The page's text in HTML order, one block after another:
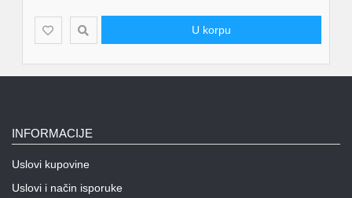
U korpu
INFORMACIJE
Uslovi kupovine
Uslovi i način isporuke